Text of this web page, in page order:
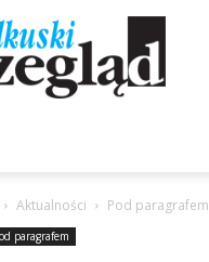
Aktualności Pod paragrafem
paragrafem